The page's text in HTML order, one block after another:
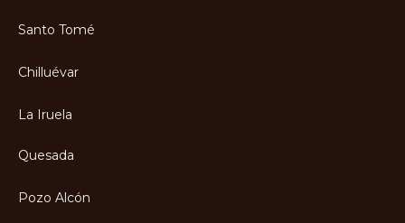
Santo Tomé
Chilluévar
La Iruela
Quesada
Pozo Alcón